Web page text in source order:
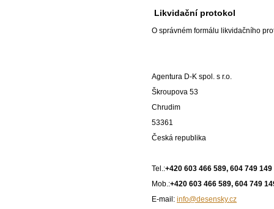
Likvidační protokol
O správném formálu likvidačního
Agentura D-K spol. s r.o.
Škroupova 53
Chrudim
53361
Česká republika
Tel.:+420 603 466 589, 604 749 149
Mob.:+420 603 466 589, 604 749
E-mail: info@desensky.cz